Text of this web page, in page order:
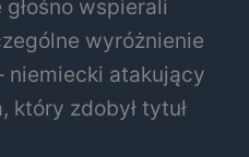
wspierali
wyróżnienie
niemiecki atakujący
który zdobył tytuł